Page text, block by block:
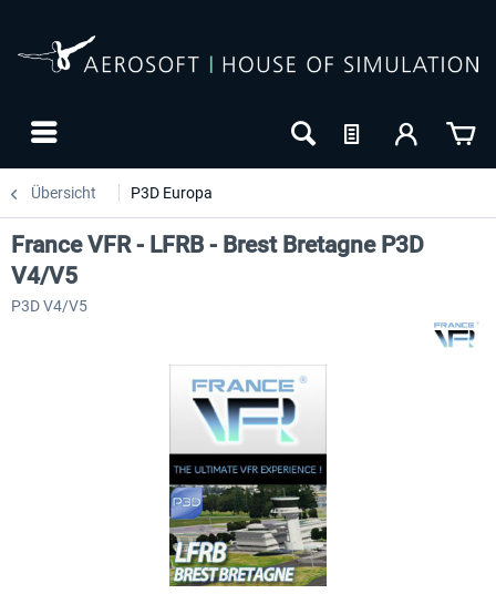
Übersicht P3D Europa
Hamburg-Finkenwerder
France VFR - LFRB - Brest Bretagne P3D
V4/V5
P3D V4/V5